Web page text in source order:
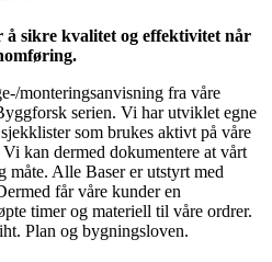
å sikre kvalitet og effektivitet når
monteringsanvisning fra våre
serien. Vi har utviklet egne
som brukes aktivt på våre
kan dermed dokumentere at vårt
måte. Alle Baser er utstyrt med
får våre kunder en
timer og materiell til våre ordrer.
Plan og bygningsloven.